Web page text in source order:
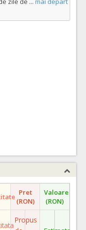
Pret
(RON)
Valoare
(RON)
Propus